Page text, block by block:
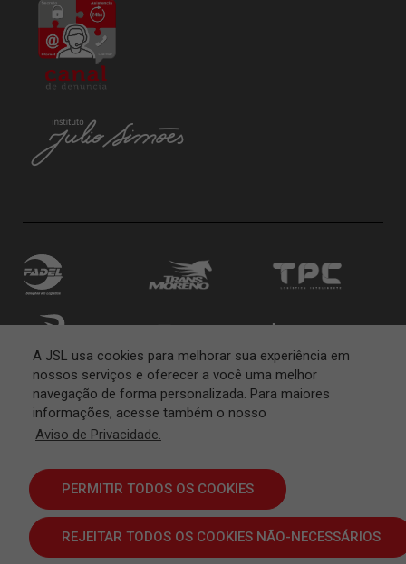
A JSL usa cookies para melhorar sua experiência em
nossos serviços e oferecer a você uma melhor
navegação de forma personalizada. Para maiores
informações, acesse também o nosso
Aviso de Privacidade.
PERMITIR TODOS OS COOKIES
REJEITAR TODOS OS COOKIES NÃO-NECESSÁRIOS
TÉRMINOS Y CONDICIONES